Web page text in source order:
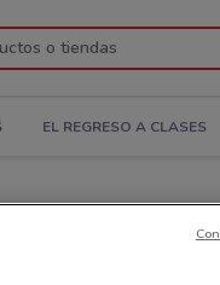
EL REGRESO A CLASES